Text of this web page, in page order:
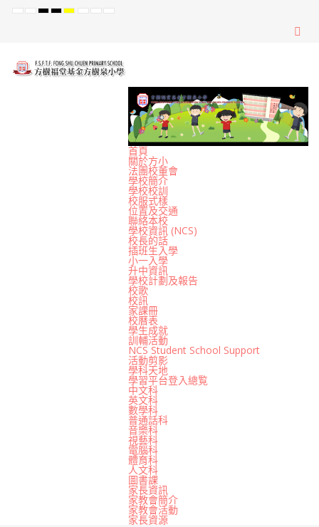
Default
NightHighHighHighSetSetSet
首頁
關於方小
法團校董會
學校簡介
學校校訓
校服式樣
位置及交通
聯絡本校
學校資訊 (NCS)
校長的話
插班生入學
小一入學
升中資訊
學校計劃及報告
校歌
校訊
家課冊
校曆表
學生成就
訓輔活動
NCS Student School Support
活動剪影
學科天地
學習平台登入總覧
中文科
英文科
數學科
普通話科
音樂科
視藝科
電腦科
體育科
人文科
圖書課
家長資訊
家教會簡介
家教會活動
家長資源